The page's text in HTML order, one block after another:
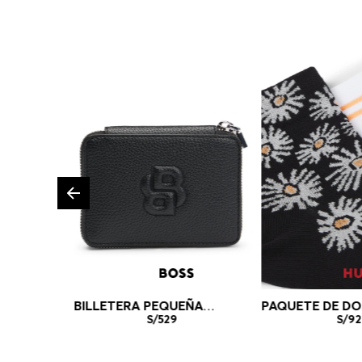
BILLETERA PEQUEÑA
GRANULADA CON
S/529
PAQUETE DE
MEDIAS
S/92